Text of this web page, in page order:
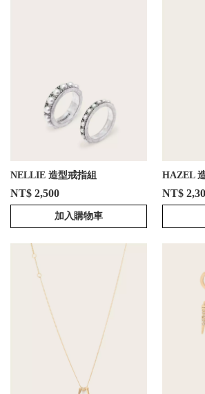
NELLIE 造型戒指組
NT$ 2,500
加入購物車
HAZEL
NT$